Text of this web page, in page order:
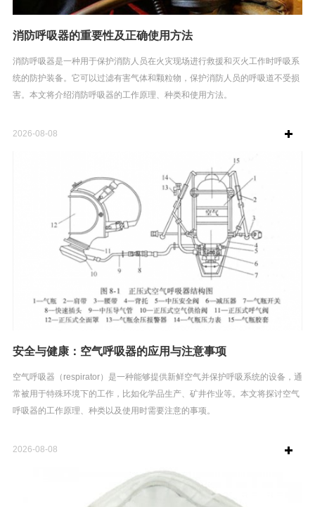
消防呼吸器的重要性及正确使用方法
消防呼吸器是一种用于保护消防人员在火灾现场进行救援和灭火工作时呼吸系
统的防护装备。它可以过滤有害气体和颗粒物，保护消防人员的呼吸道不受损
害。本文将介绍消防呼吸器的工作原理、种类和使用方法。
2026-08-08
安全与健康：空气呼吸器的应用与注意事项
空气呼吸器（respirator）是一种能够提供新鲜空气并保护呼吸系统的设备，通
常被用于特殊环境下的工作，比如化学品生产、矿井作业等。本文将探讨空气
呼吸器的工作原理、种类以及使用时需要注意的事项。
2026-08-08